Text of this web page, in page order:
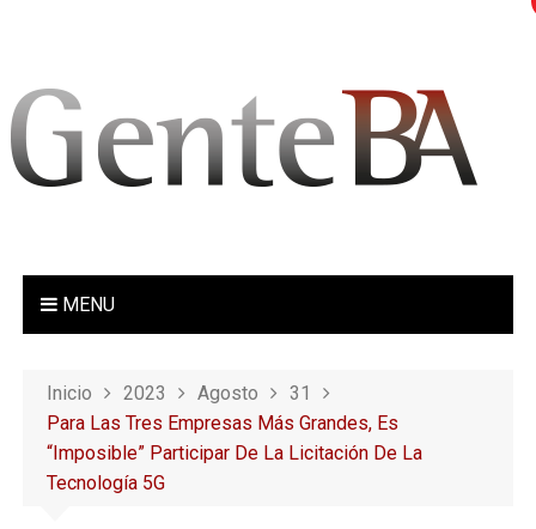
MENU
Inicio 2023 Agosto
31
Para Las Tres Empresas Más Grandes, Es
“imposible” Participar De La Licitación De La
Tecnología 5G